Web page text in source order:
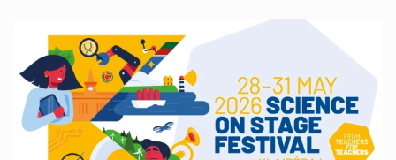
STEAM